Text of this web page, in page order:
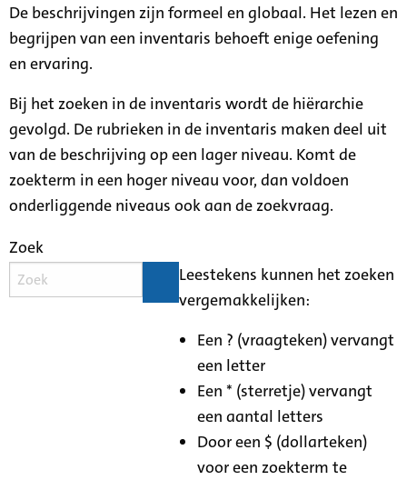
De beschrijvingen zijn formeel en globaal. Het lezen en
begrijpen van een inventaris behoeft enige oefening
en ervaring.
Bij het zoeken in de inventaris wordt de hiërarchie
gevolgd. De rubrieken in de inventaris maken deel uit
van de beschrijving op een lager niveau. Komt de
zoekterm in een hoger niveau voor, dan voldoen
onderliggende niveaus ook aan de zoekvraag.
Zoek
Leestekens kunnen het zoeken
vergemakkelijken:
Een ? (vraagteken) vervangt
een letter
Een * (sterretje) vervangt
een aantal letters
Door een $ (dollarteken)
voor een zoekterm te